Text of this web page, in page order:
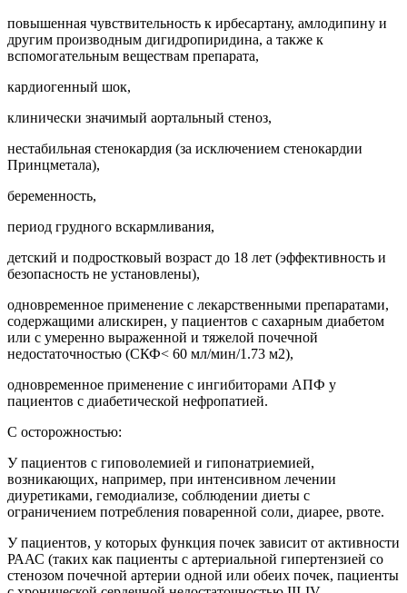
повышенная чувствительность к ирбесартану, амлодипину и
другим производным дигидропиридина, а также к
вспомогательным веществам препарата,
кардиогенный шок,
клинически значимый аортальный стеноз,
нестабильная стенокардия (за исключением стенокардии
Принцметала),
беременность,
период грудного вскармливания,
детский и подростковый возраст до 18 лет (эффективность и
безопасность не установлены),
одновременное применение с лекарственными препаратами,
содержащими алискирен, у пациентов с сахарным диабетом
или с умеренно выраженной и тяжелой почечной
недостаточностью (СКФ< 60 мл/мин/1.73 м2),
одновременное применение с ингибиторами АПФ у
пациентов с диабетической нефропатией.
С осторожностью:
У пациентов с гиповолемией и гипонатриемией,
возникающих, например, при интенсивном лечении
диуретиками, гемодиализе, соблюдении диеты с
ограничением потребления поваренной соли, диарее, рвоте.
У пациентов, у которых функция почек зависит от активности
РААС (таких как пациенты с артериальной гипертензией со
стенозом почечной артерии одной или обеих почек, пациенты